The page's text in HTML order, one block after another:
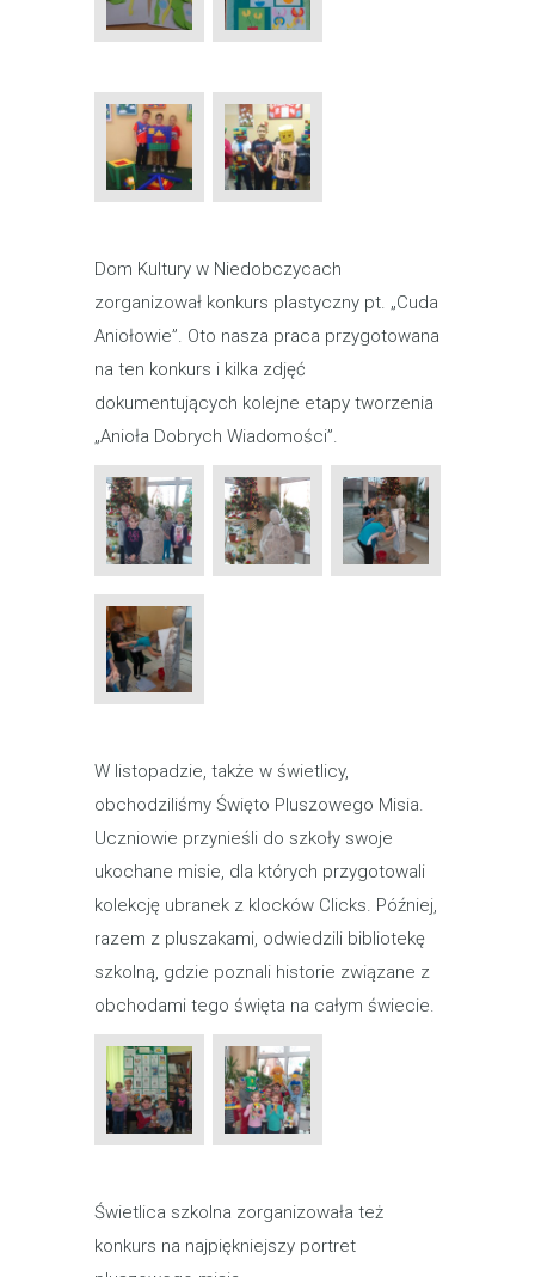
Dom Kultury w Niedobczycach
zorganizował konkurs plastyczny pt. „Cuda
Aniołowie”. Oto nasza praca przygotowana
na ten konkurs i kilka zdjęć
dokumentujących kolejne etapy tworzenia
„Anioła Dobrych Wiadomości”.
W listopadzie, także w świetlicy,
obchodziliśmy Święto Pluszowego Misia.
Uczniowie przynieśli do szkoły swoje
ukochane misie, dla których przygotowali
kolekcję ubranek z klocków Clicks. Później,
razem z pluszakami, odwiedzili bibliotekę
szkolną, gdzie poznali historie związane z
obchodami tego święta na całym świecie.
Świetlica szkolna zorganizowała też
konkurs na najpiękniejszy portret